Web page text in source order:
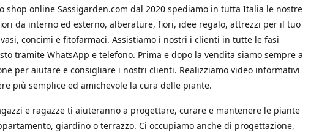
shop online Sassigarden.com dal 2020 spediamo in tutta Italia le nostre
da interno ed esterno, alberature, fiori, idee regalo, attrezzi per il tuo
concimi e fitofarmaci. Assistiamo i nostri i clienti in tutte le fasi
tramite WhatsApp e telefono. Prima e dopo la vendita siamo sempre a
per aiutare e consigliare i nostri clienti. Realizziamo video informativi
più semplice ed amichevole la cura delle piante.
e ragazze ti aiuteranno a progettare, curare e mantenere le piante
giardino o terrazzo. Ci occupiamo anche di progettazione,